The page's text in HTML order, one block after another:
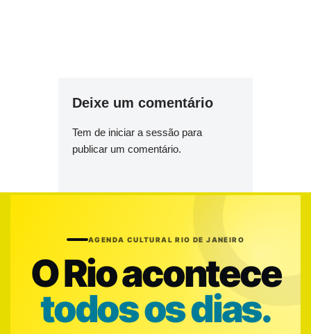
Deixe um comentário
Tem de iniciar a sessão para
publicar um comentário.
AGENDA CULTURAL RIO DE JANEIRO
O Rio acontece
todos os dias.